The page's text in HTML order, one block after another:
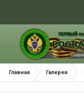
Главная Галерея